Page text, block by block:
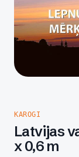
KAROGI
Latvijas
x 0,6 m